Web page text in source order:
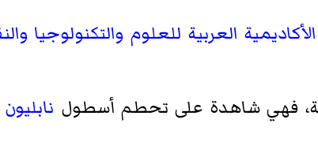
الأكاديمية العربية للعلوم والتكنولوجيا
فهي شاهدة على تحطم أسطول